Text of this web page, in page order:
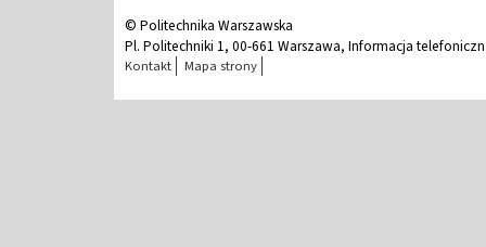
© Politechnika Warszawska
Pl. Politechniki 1, 00-661 Warszawa, Informacja
Kontakt Mapa strony